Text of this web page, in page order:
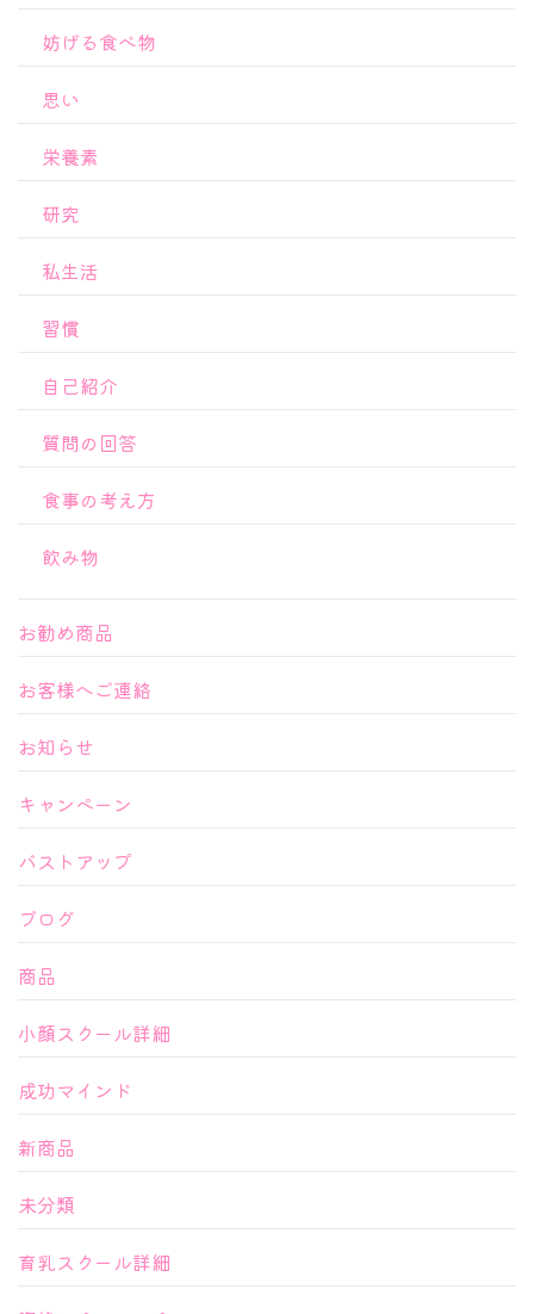
妨げる食べ物
思い
栄養素
研究
私生活
習慣
自己紹介
質問の回答
食事の考え方
飲み物
お勧め商品
お客様へご連絡
お知らせ
キャンペーン
バストアップ
ブログ
商品
小顔スクール詳細
成功マインド
新商品
未分類
育乳スクール詳細